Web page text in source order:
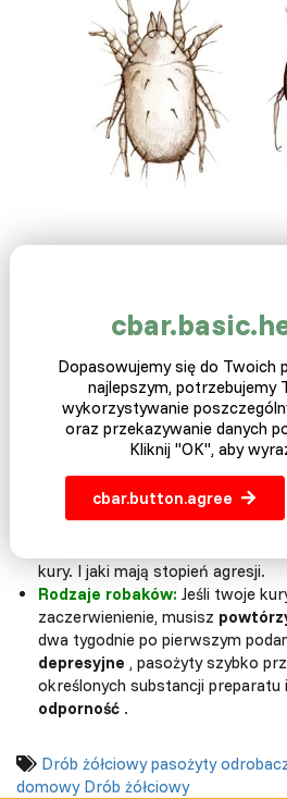
Czynniki wpływające
W ciepłym i suchym
larwach robakimają tendencję
szybciej po wystawieniu na
W klimatach opadowych są
wysuszeniem. Tymczasem łatwo
Dlatego zwiększa się szansa na
Spójność opieki nad kurami
Rodzaje robaków:Zależy od
kury. I jaki mają stopień agresji.
Rodzaje robaków: Jeśli twoje
zaczerwienienie, musisz
dwa tygodnie po pierwszym
depresyjne , pasożyty szybko
określonych substancji preparatu
odporność .
Drób żółciowy pasożyty
domowy Drób żółciowy
Dopasowujemy się do Twoich
najlepszym, potrzebujemy
wykorzystywanie
oraz przekazywanie danych
Kliknij "OK", aby
cbar.button.agree